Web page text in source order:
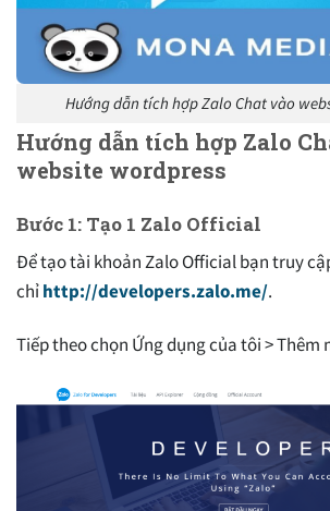
Hướng dẫn tích hợp Zalo Chat vào
Hướng dẫn tích hợp Zalo
website wordpress
Bước 1: Tạo 1 Zalo Official
Để tạo tài khoản Zalo Official bạn truy
chỉhttp://developers.zalo.me/.
Tiếp theo chọn Ứng dụng của tôi > Thêm